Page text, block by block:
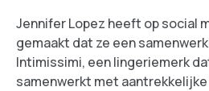
Jennifer Lopez heeft op social
gemaakt dat ze een
Intimissimi, een lingeriemerk
samenwerkt met